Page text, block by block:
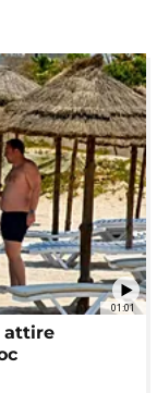
01:01
attire